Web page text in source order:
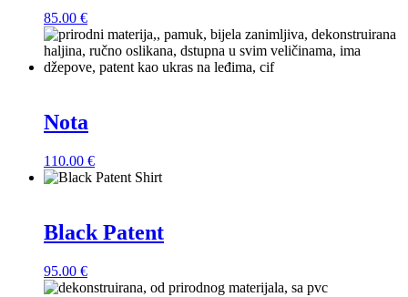
85.00 €
Nota
110.00 €
Black Patent
95.00 €